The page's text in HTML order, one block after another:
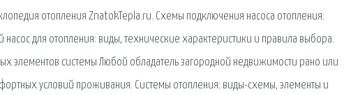
отопления ZnatokTepla.ru. Схемы подключения насоса отопления:
для отопления: виды, технические характеристики и правила выбора.
элементов системы Любой обладатель загородной недвижимости рано или
условий проживания. Системы отопления: виды-схемы, элементы и